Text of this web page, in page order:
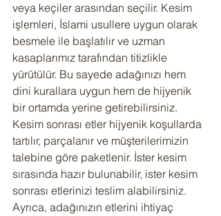
veya keçiler arasından seçilir. Kesim
işlemleri, İslami usullere uygun olarak
besmele ile başlatılır ve uzman
kasaplarımız tarafından titizlikle
yürütülür. Bu sayede adağınızı hem
dini kurallara uygun hem de hijyenik
bir ortamda yerine getirebilirsiniz.
Kesim sonrası etler hijyenik koşullarda
tartılır, parçalanır ve müşterilerimizin
talebine göre paketlenir. İster kesim
sırasında hazır bulunabilir, ister kesim
sonrası etlerinizi teslim alabilirsiniz.
Ayrıca, adağınızın etlerini ihtiyaç